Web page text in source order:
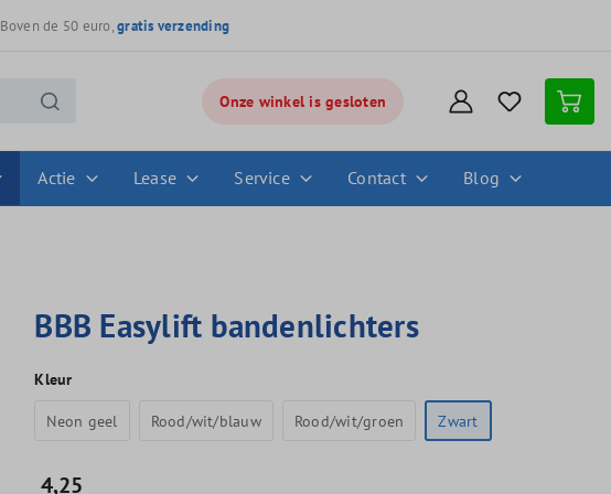
Boven de 50 euro,gratis verzending
Onze winkel is gesloten
Actie Lease Service Contact Blog
BBB Easylift bandenlichters
Kleur
Neon geel
Rood/wit/blauw Rood/wit/groen Zwart
4,25